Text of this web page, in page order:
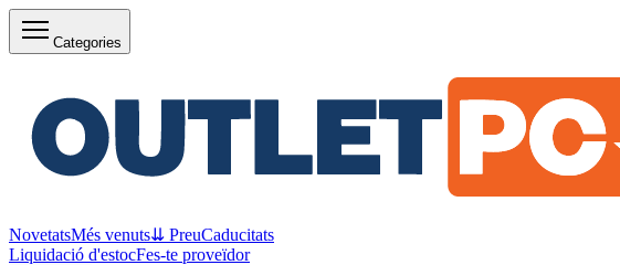
Categories
NovetatsMés venuts⇊ PreuCaducitats
Liquidació d'estocFes-te proveïdor